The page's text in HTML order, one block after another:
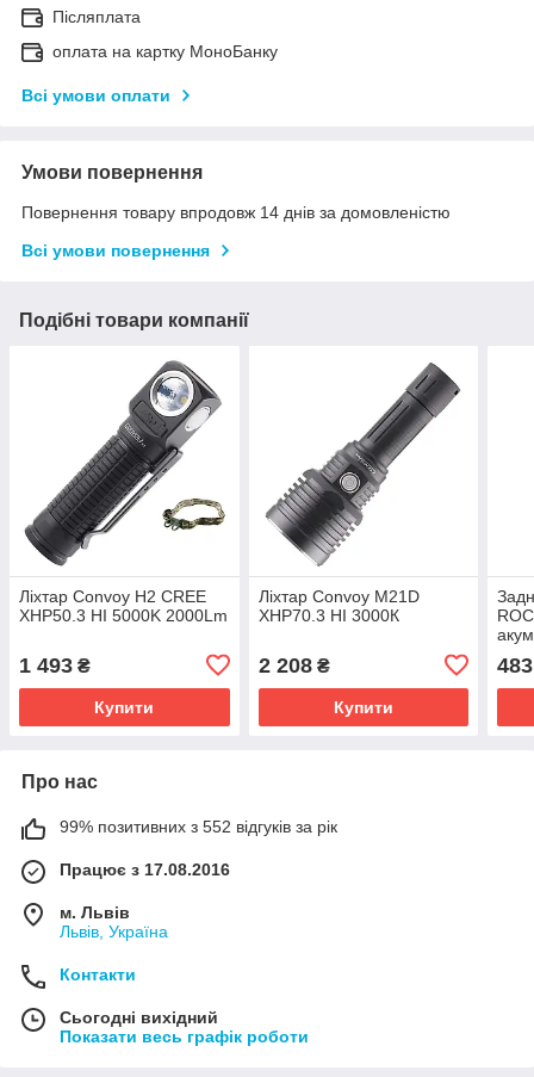
Післяплата
оплата на картку МоноБанку
Всі умови оплати
Умови повернення
Повернення товару впродовж 14 днів за домовленістю
Всі умови повернення
Подібні товари компанії
Ліхтар Convoy H2 CREE
XHP50.3 HI 5000K 2000Lm
1 493 ₴
Купити
Ліхтар Convoy M21D
XHP70.3 HI 3000К
2 208₴
Купити
483
Про нас
99% позитивних з 552 відгуків за рік
Працює з 17.08.2016
м. Львів
Львів, Україна
Контакти
Сьогодні вихідний
Показати весь графік роботи